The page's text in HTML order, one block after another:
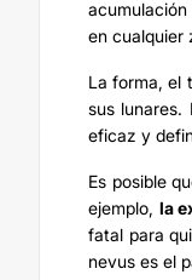
en cualquier
La forma, el
sus lunares.
eficaz y
Es posible
ejemplo, la
fatal para
nevus es el